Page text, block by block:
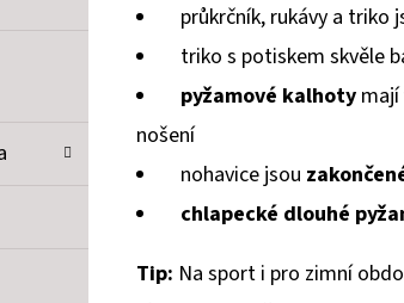
průkrčník, rukávy a triko
triko s potiskem skvěle
pyžamové kalhoty mají
nošení
nohavice jsou
chlapecké dlouhé
Tip: Na sport i pro zimní